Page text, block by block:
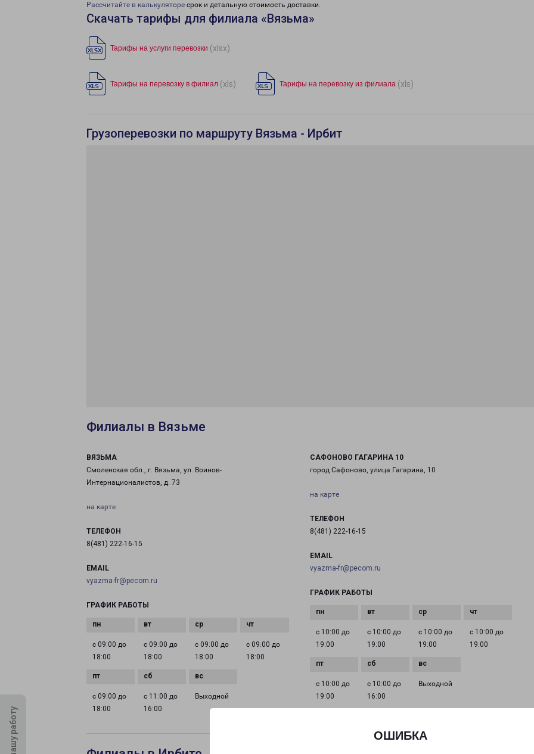
ОШИБКА
Рассчитайте в калькуляторе срок и детальную стоимость доставки.
Скачать тарифы для филиала «Вязьма»
Тарифы на услуги перевозки (xlsx)
Тарифы на перевозку в филиал (xls) Тарифы на перевозку из филиала (xls)
Грузоперевозки по маршруту Вязьма - Ирбит
Филиалы в Вязьме
ВЯЗЬМА
Смоленская обл., г. Вязьма, ул. Воинов-
Интернационалистов, д. 73
на карте
ТЕЛЕФОН
8(481) 222-16-15
EMAIL
vyazma-fr@pecom.ru
ГРАФИК РАБОТЫ
с 09:00 до
18:00
с 09:00 до
18:00
с 09:00 до
18:00
с 09:00 до
18:00
с 09:00 до
18:00
с 11:00 до
16:00
Выходной
САФОНОВО ГАГАРИНА 10
город Сафоново, улица Гагарина, 10
на карте
ТЕЛЕФОН
8(481) 222-16-15
EMAIL
vyazma-fr@pecom.ru
ГРАФИК РАБОТЫ
с 10:00 до
19:00
с 10:00 до
19:00
с 10:00 до
19:00
с 10:00 до
19:00
с 10:00 до
19:00
с 10:00 до
16:00
Выходной